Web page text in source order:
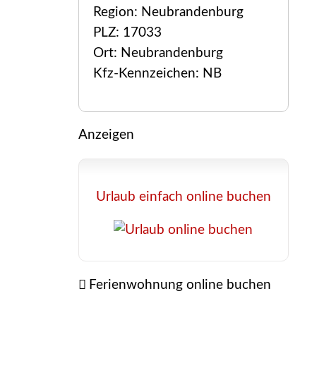
Region: Neubrandenburg
PLZ: 17033
Ort: Neubrandenburg
Kfz-Kennzeichen: NB
Anzeigen
Urlaub einfach online buchen
Ferienwohnung online buchen